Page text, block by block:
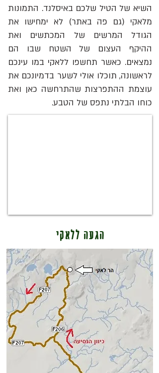
השיא של הטיל שלכם באיסלנד. התמונות
מלאקי (גם פה באתר) לא ימחישו את
הגודל המרשים של המכתשים ואת
ההיקף העצום של השטח שבו הם
נמצאים. כאשר תחשפו ללאקי במו עינכם
לראשונה, תוכלו אולי לשער בדמיונכם את
עוצמת ההתפרצות שהתרחשה כאן ואת
כוחו הבלתי נתפס של הטבע.
הגעה ללאקי